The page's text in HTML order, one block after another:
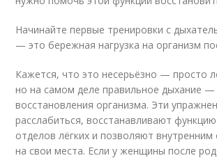
Начинайте первые тренировки с
— это бережная нагрузка на организм
Кажется, что это несерьёзно — просто
но на самом деле правильное дыхание —
восстановления организма. Эти
расслабиться, восстанавливают
отделов лёгких и позволяют внутренним
на свои места. Если у женщины после